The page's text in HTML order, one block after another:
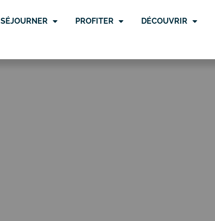
SÉJOURNER PROFITER DÉCOUVRIR